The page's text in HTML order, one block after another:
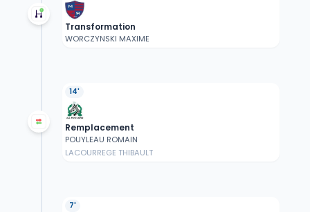
Transformation
WORCZYNSKI MAXIME
14'
Remplacement
POUYLEAU ROMAIN
LACOURREGE THIBAULT
7'